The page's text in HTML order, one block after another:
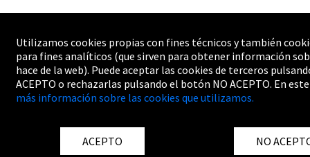
Utilizamos cookies propias con fines técnicos y también
para fines analíticos (que sirven para obtener información
hace de la web). Puede aceptar las cookies de terceros
ACEPTO o rechazarlas pulsando el botón NO ACEPTO. En
más información sobre las cookies que utilizamos.
ACEPTO NO